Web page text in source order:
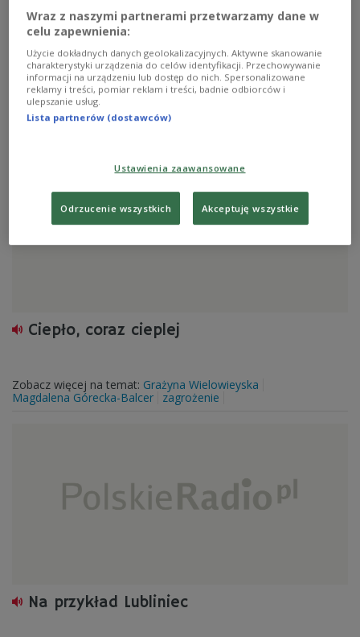
Paweł i Hawliczek, czyli kłopotliwe
sąsiedztwo
Zobacz więcej na temat:Czechy
Ewa Szałkowska
protest
Ciepło, coraz cieplej
Zobacz więcej na temat: Grażyna Wielowieyska
Magdalena Górecka-Balcer
zagrożenie
Na przykład Lubliniec
Wraz z naszymi partnerami przetwarzamy dane w
celu zapewnienia:
Użycie dokładnych danych geolokalizacyjnych. Aktywne skanowanie
charakterystyki urządzenia do celów identyfikacji. Przechowywanie
informacji na urządzeniu lub dostęp do nich. Spersonalizowane
reklamy i treści, pomiar reklam i treści, badnie odbiorców i
ulepszanie usług.
Lista partnerów (dostawców)
Ustawienia zaawansowane
Odrzucenie wszystkich Akceptuję wszystkie